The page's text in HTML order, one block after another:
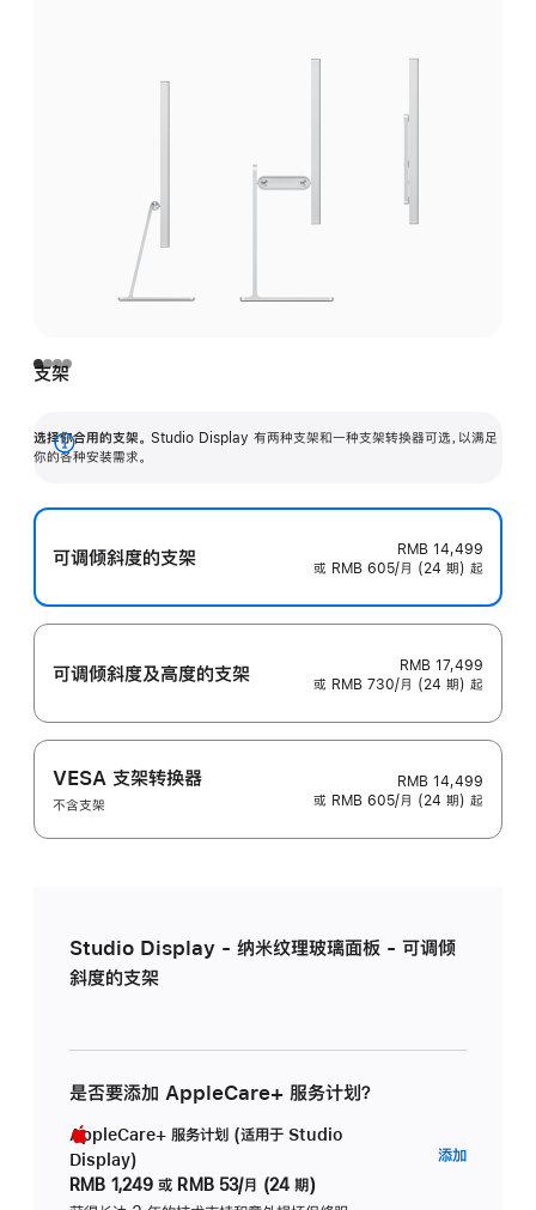
支架
选择你合用的支架。 Studio Display 有两种支架和一种支架转换器可选，以满足
你的各种安装需求。
展
可调倾斜度的支架
RMB 14,499
或 RMB 605/月 (24 期) 起
可调倾斜度及高‍度的支‍架
RMB 17,499
或 RMB 730/月 (24 期) 起
VESA 支架转换器
不含支架
RMB 14,499
或 RMB 605/月 (24 期) 起
Studio Display - 纳米纹理玻璃面板 - 可调倾
斜度的支架
是否要添加 AppleCare+ 服务计划？
AppleCare+ 服务计划 (适用于 Studio
Display)
RMB 1,249 或 RMB 53/月 (24 期)
添加